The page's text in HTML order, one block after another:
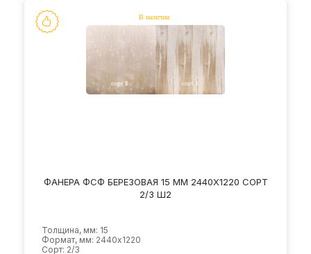
ФАНЕРА ФСФ БЕРЕЗОВАЯ 15 ММ 2440Х1220 СОРТ
2/3 Ш2
Толщина, мм: 15
Формат, мм: 2440х1220
Сорт: 2/3